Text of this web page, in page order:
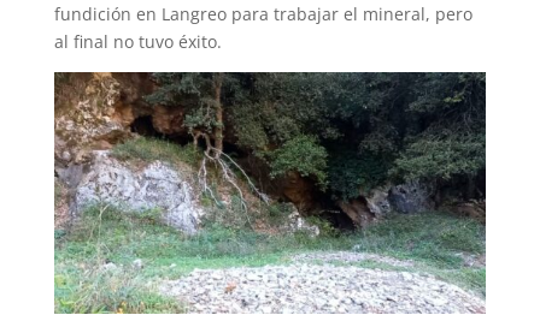
fundición en Langreo para trabajar el mineral, pero
al final no tuvo éxito.